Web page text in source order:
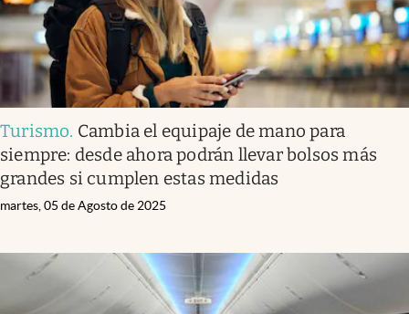
Turismo. Cambia el equipaje de mano para
siempre: desde ahora podrán llevar bolsos más
grandes si cumplen estas medidas
martes, 05 de Agosto de 2025